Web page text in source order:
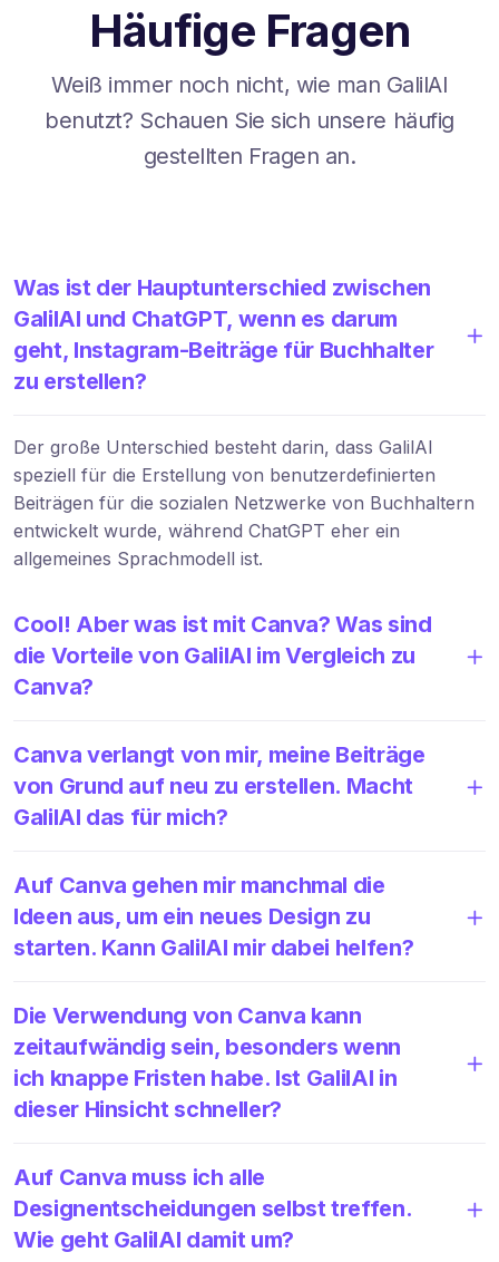
Häufige Fragen
Weiß immer noch nicht, wie man GalilAI
benutzt? Schauen Sie sich unsere häufig
gestellten Fragen an.
Was ist der Hauptunterschied zwischen
GalilAI und ChatGPT, wenn es darum
geht, Instagram-Beiträge für Buchhalter
zu erstellen?
Der große Unterschied besteht darin, dass GalilAI
speziell für die Erstellung von benutzerdefinierten
Beiträgen für die sozialen Netzwerke von Buchhaltern
entwickelt wurde, während ChatGPT eher ein
allgemeines Sprachmodell ist.
Cool! Aber was ist mit Canva? Was sind
die Vorteile von GalilAI im Vergleich zu
Canva?
Canva verlangt von mir, meine Beiträge
von Grund auf neu zu erstellen. Macht
GalilAI das für mich?
Auf Canva gehen mir manchmal die
Ideen aus, um ein neues Design zu
starten. Kann GalilAI mir dabei helfen?
Die Verwendung von Canva kann
zeitaufwändig sein, besonders wenn
ich knappe Fristen habe. Ist GalilAI in
dieser Hinsicht schneller?
Auf Canva muss ich alle
Designentscheidungen selbst treffen.
Wie geht GalilAI damit um?